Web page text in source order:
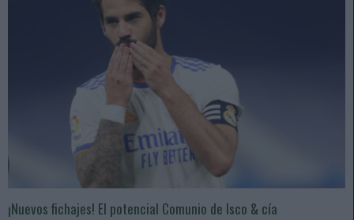
¡Nuevos fichajes! El potencial Comunio de Isco & cía